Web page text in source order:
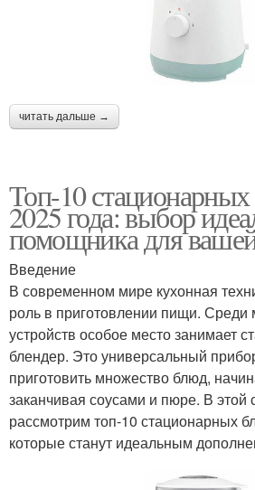
читать дальше →
Топ-10 стационарных
2025 года: выбор
помощника для
Введение
В современном мире кухонная
роль в приготовлении пищи. Среди
устройств особое место занимает
блендер. Это универсальный
приготовить множество блюд,
заканчивая соусами и пюре. В этой
рассмотрим топ-10 стационарных
которые станут идеальным